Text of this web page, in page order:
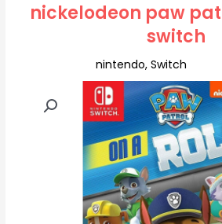
nickelodeon paw
switch
nintendo,Switch